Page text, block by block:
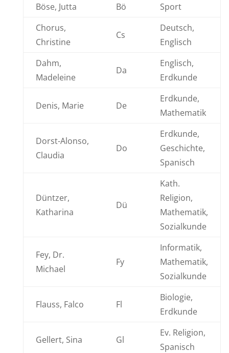
Böse, Jutta
Bö
Sport
Chorus,
Christine
Cs
Deutsch,
Englisch
Dahm,
Madeleine
Da
Englisch,
Erdkunde
Denis, Marie De
Erdkunde,
Mathematik
Dorst-Alonso,
Claudia
Do
Erdkunde,
Geschichte,
Spanisch
Düntzer,
Katharina
Dü
Kath.
Religion,
Mathematik,
Sozialkunde
Fey, Dr.
Michael
Fy
Informatik,
Mathematik,
Sozialkunde
Flauss, Falco Fl
Biologie,
Erdkunde
Gellert, Sina Gl
Ev. Religion,
Spanisch